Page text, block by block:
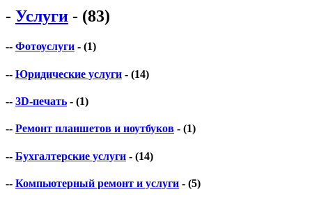
- Услуги - (83)
-- Фотоуслуги - (1)
-- Юридические услуги - (14)
-- 3D-печать - (1)
-- Ремонт планшетов и ноутбуков - (1)
-- Бухгалтерские услуги - (14)
-- Компьютерный ремонт и услуги - (5)